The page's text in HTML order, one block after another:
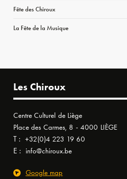
Fête des Chiroux
La Fête de la Musique
Les Chiroux
Centre Culturel de Liège
Place des Carmes, 8 - 4000 LIÈGE
T : +32(0)4 223 19 60
E : info@chiroux.be
Google map